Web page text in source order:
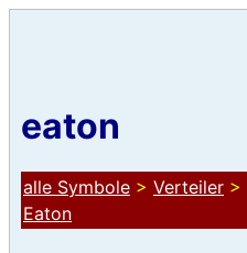
eaton
alle Symbole > Verteiler >
Eaton